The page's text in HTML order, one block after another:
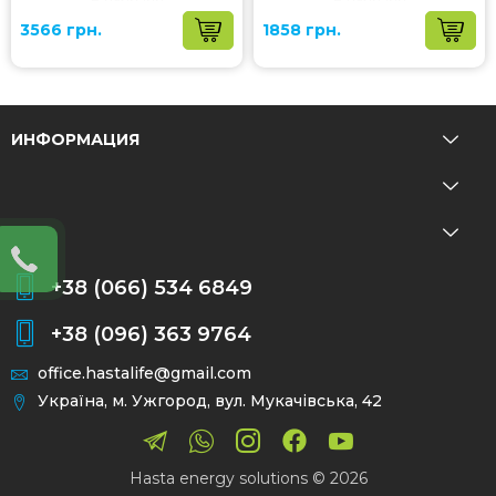
3566 грн. 1858 грн.
ИНФОРМАЦИЯ
+38 (066) 534 6849
+38 (096) 363 9764
office.hastalife@gmail.com
Україна, м. Ужгород, вул. Мукачівська, 42
Hasta energy solutions © 2026